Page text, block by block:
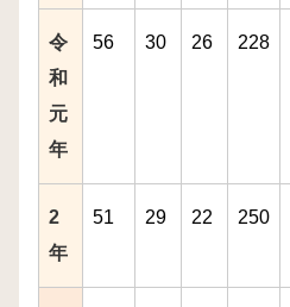
令
和
元
年
56 30 26 228
2
年
51 29 22 250